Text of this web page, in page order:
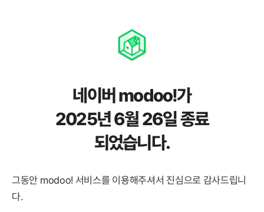
네이버 modoo!가
2025년 6월 26일 종료
되었습니다.
그동안 modoo! 서비스를 이용해주셔서 진심으로 감사드립니
다.